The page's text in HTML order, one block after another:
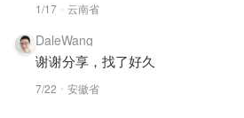
1/17 云南省
DaleWang
谢谢分享，找了好久
7/22 安徽省